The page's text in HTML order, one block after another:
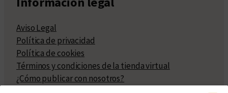
Aviso Legal
Política de privacidad
Política de cookies
Términos y condiciones de la tienda virtual
¿Cómo publicar con nosotros?